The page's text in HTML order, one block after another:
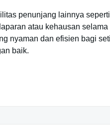
penunjang lainnya
atau kehausan
nyaman dan efisien bagi
baik.